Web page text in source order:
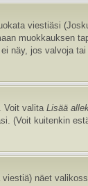
viestiäsi
muokkauksen
näy, jos valvoja
Voit valitaLisää
(Voit kuitenkin
viestiä) näet